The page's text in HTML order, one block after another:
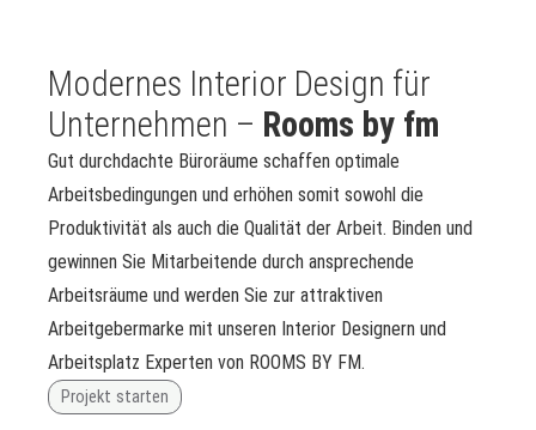
Modernes Interior Design für
Unternehmen – Rooms by fm
Gut durchdachte Büroräume schaffen optimale
Arbeitsbedingungen und erhöhen somit sowohl die
Produktivität als auch die Qualität der Arbeit. Binden und
gewinnen Sie Mitarbeitende durch ansprechende
Arbeitsräume und werden Sie zur attraktiven
Arbeitgebermarke mit unseren Interior Designern und
Arbeitsplatz Experten von ROOMS BY FM.
Projekt starten